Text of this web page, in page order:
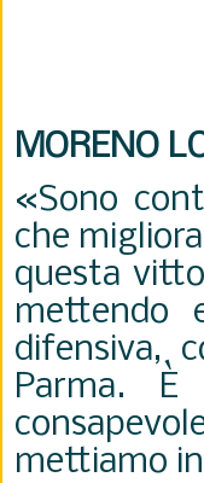
MORENO
«Sono
che
questa
mettendo
difensiva,
Parma.
mettiamo